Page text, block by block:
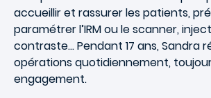
accueillir et rassurer les patients,
paramétrer l’IRM ou le scanner,
contraste… Pendant 17 ans, Sandra
opérations quotidiennement,
engagement.